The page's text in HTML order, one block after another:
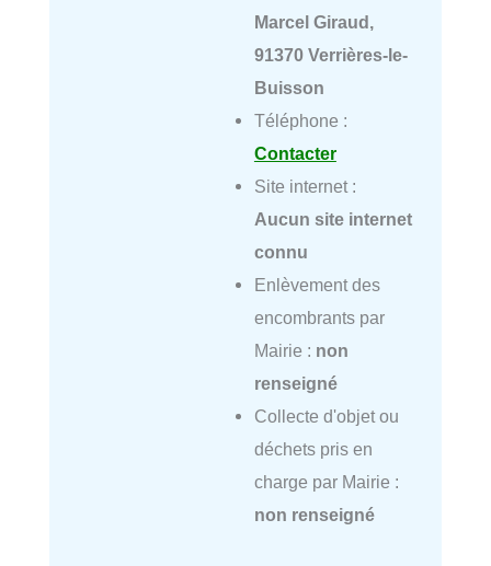
Marcel Giraud,
91370 Verrières-le-
Buisson
Téléphone :
Contacter
Site internet :
Aucun site internet
connu
Enlèvement des
encombrants par
Mairie : non
renseigné
Collecte d'objet ou
déchets pris en
charge par Mairie :
non renseigné